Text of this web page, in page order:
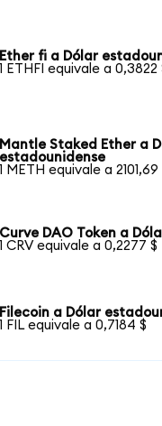
Ether fi a Dólar
1 ETHFI equivale a 0,3822
Mantle Staked Ether a
estadounidense
1 METH equivale a 2101,69
Curve DAO Token a
1 CRV equivale a 0,2277 $
Filecoin a Dólar
1 FIL equivale a 0,7184 $